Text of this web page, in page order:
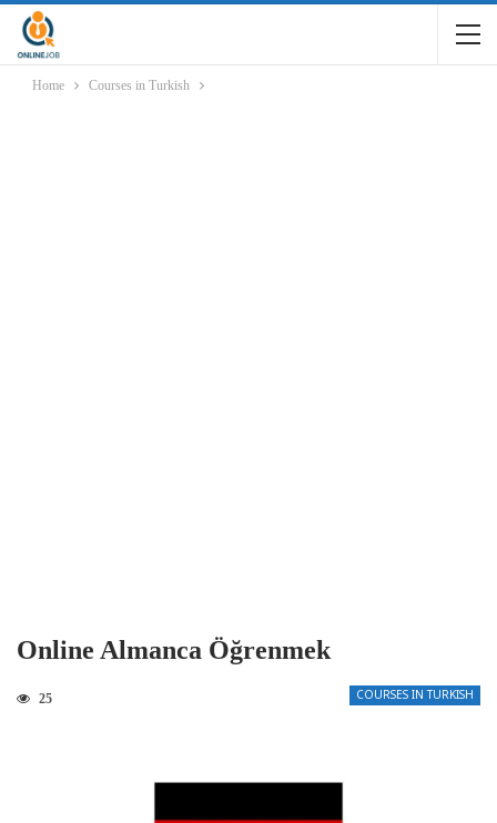
Home Courses in Turkish
Online Almanca Öğrenmek
COURSES IN TURKISH
25